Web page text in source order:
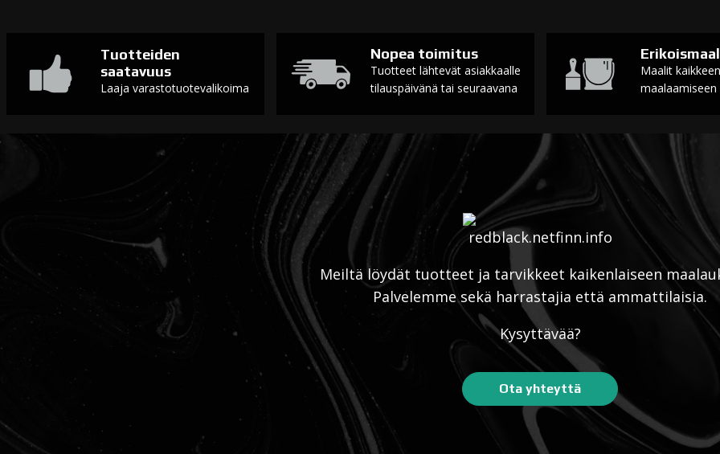
Tuotteiden
saatavuus
Laaja varastotuotevalikoima
Nopea toimitus
Tuotteet lähtevät asiakkaalle
tilauspäivänä tai seuraavana
Maalit kaikkeen
maalaamiseen
Meiltä löydät tuotteet ja tarvikkeet kaikenlaiseen
Palvelemme sekä harrastajia että ammattilaisia.
Kysyttävää?
Ota yhteyttä